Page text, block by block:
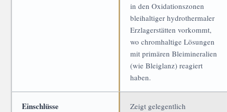
in den Oxidationszonen
bleihaltiger hydrothermaler
Erzlagerstätten vorkommt,
wo chromhaltige Lösungen
mit primären Bleimineralien
(wie Bleiglanz) reagiert
haben.
Einschlüsse
Zeigt gelegentlich